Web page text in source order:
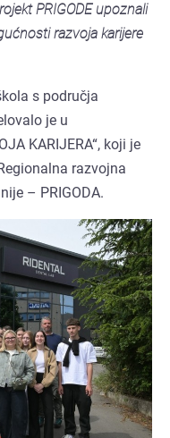
PRIGODE upoznali
razvoja karijere
s područja
je u
KARIJERA“, koji je
razvojna
– PRIGODA.